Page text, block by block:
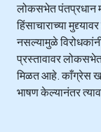
लोकसभेत पंतप्रधान
हिंसाचाराच्या
नसल्यामुळे
प्रस्तावावर लोकसभेत
मिळत आहे. काँग्रेस
भाषण केल्यानंतर